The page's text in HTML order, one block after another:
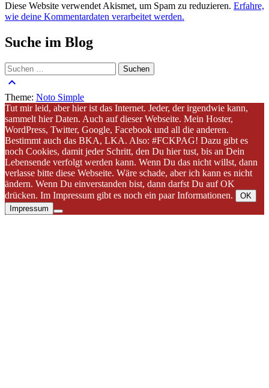
Diese Website verwendet Akismet, um Spam zu reduzieren. Erfahre,
wie deine Kommentardaten verarbeitet werden.
Suche im Blog
Suchen
nach:
keyboard_arrow_up
Theme: Noto Simple
Tut mir leid, aber hier ist das Internet. Jeder, der irgendwie kann,
sammelt hier Daten. Auch auf dieser Webseite. Mein Hoster,
WordPress, Twitter, Google, Facebook und all die anderen.
Bestimmt auch das BKA, LKA. Also: #FCKPAG! Dazu gibt es
noch Cookies, damit jeder Schritt, den Du hier tust, bis an Dein
Lebensende verfolgt werden kann. Wenn Du das nicht willst, dann
verlasse bitte diese Webseite. Wäre schade, aber ich kann es nicht
ändern. Wenn Du einverstanden bist, dann darfst Du auf OK
drücken. Im Impressum gibt es noch ein paar Informationen.
OK
Impressum